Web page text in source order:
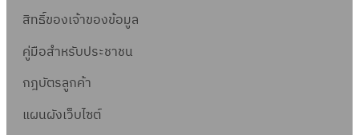
สิทธิ์ของเจ้าของข้อมูล
คู่มือสำหรับประชาชน
กฎบัตรลูกค้า
แผนผังเว็บไซต์